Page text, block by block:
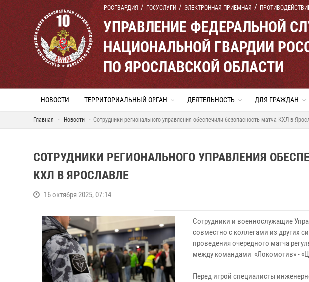
РОСГВАРДИЯ ГОСУСЛУГИ ЭЛЕКТРОННАЯ ПРИЕМНАЯ
УПРАВЛЕНИЕ ФЕДЕРАЛЬНОЙ
НАЦИОНАЛЬНОЙ ГВАРДИИ
ПО ЯРОСЛАВСКОЙ ОБЛАСТИ
НОВОСТИ ТЕРРИТОРИАЛЬНЫЙ ОРГАН ДЕЯТЕЛЬНОСТЬ ДЛЯ ГРАЖДАН
Главная Новости Сотрудники регионального управления обеспечили безопасность матча КХЛ в
СОТРУДНИКИ РЕГИОНАЛЬНОГО УПРАВЛЕНИЯ
КХЛ В ЯРОСЛАВЛЕ
16 октября 2025, 07:14
Сотрудники и военнослужащие
совместно с коллегами из других
проведения очередного матча
между командами «Локомотив» -
Перед игрой специалисты